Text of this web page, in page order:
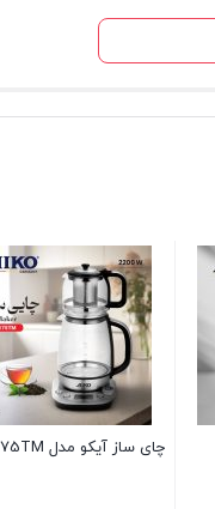
چای ساز آیکو مدل AK175TM